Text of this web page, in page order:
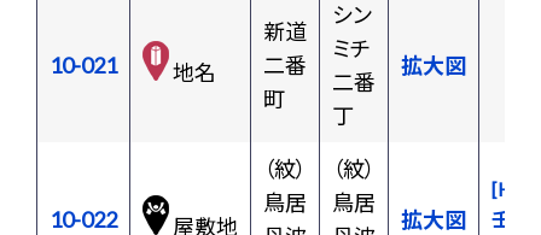
10-021 地名
新道
二番
町
シン
ミチ
二番
丁
拡大図
10-022 屋敷地
（紋）
鳥居
（紋）
鳥居
拡大図
壬生